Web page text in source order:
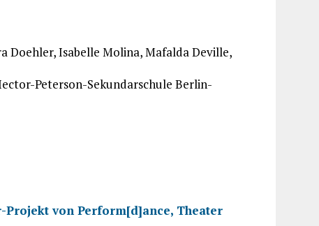
Doehler, Isabelle Molina, Mafalda Deville,
Peterson-Sekundarschule Berlin-
Projekt von Perform[d]ance, Theater